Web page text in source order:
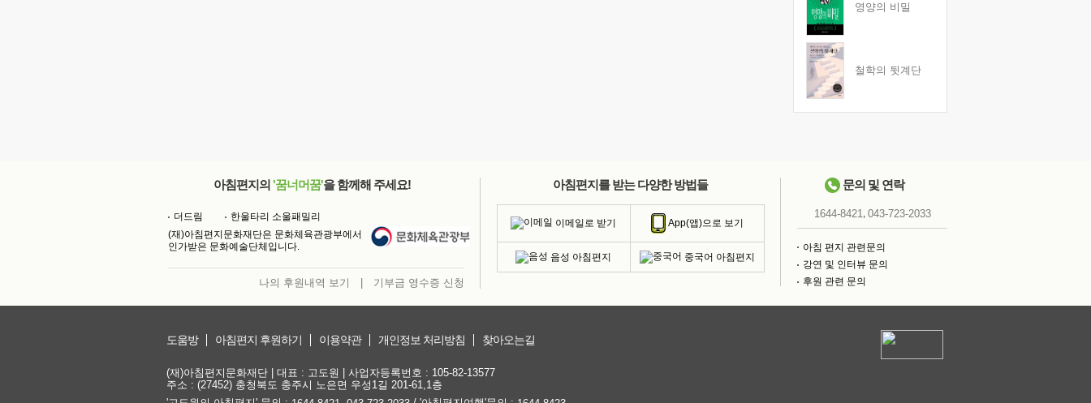
영양의 비밀
철학의 뒷계단
아침편지의 '꿈너머꿈'을 함께해 주세요!
더드림
한울타리 소울패밀리
(재)아침편지문화재단은 문화체육관광부에서
인가받은 문화예술단체입니다.
나의 후원내역 보기 기부금 영수증 신청
아침편지를 받는 다양한 방법들
이메일로 받기 App(앱)으로 보기
음성 아침편지 중국어 아침편지
문의 및 연락
1644-8421, 043-723-2033
아침 편지 관련문의
강연 및 인터뷰 문의
후원 관련 문의
도움방 아침편지 후원하기 이용약관 개인정보 처리방침 찾아오는길
(재)아침편지문화재단 | 대표 : 고도원 | 사업자등록번호 : 105-82-13577
주소 : (27452) 충청북도 충주시 노은면 우성1길 201-61,1층